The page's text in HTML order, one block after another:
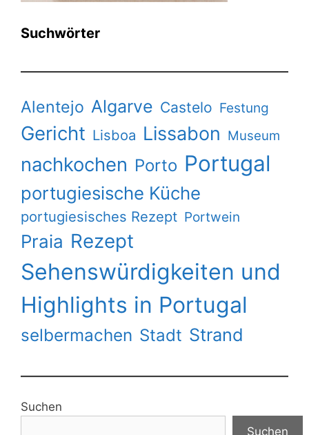
Suchwörter
Alentejo Algarve Castelo Festung
Gericht Lisboa Lissabon Museum
nachkochen Porto Portugal
portugiesische Küche
portugiesisches Rezept Portwein
Praia Rezept
Sehenswürdigkeiten und
Highlights in Portugal
selbermachen Stadt Strand
Suchen
Suchen